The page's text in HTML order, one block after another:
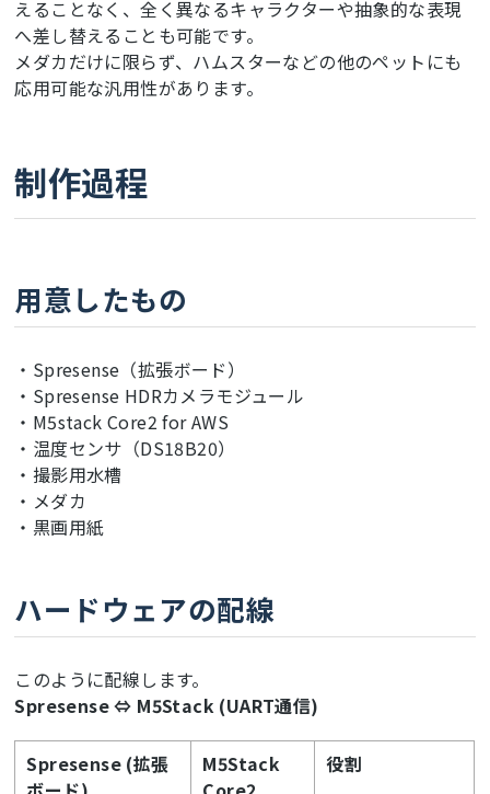
えることなく、全く異なるキャラクターや抽象的な表現
へ差し替えることも可能です。
メダカだけに限らず、ハムスターなどの他のペットにも
応用可能な汎用性があります。
制作過程
用意したもの
・Spresense（拡張ボード）
・Spresense HDRカメラモジュール
・M5stack Core2 for AWS
・温度センサ（DS18B20）
・撮影用水槽
・メダカ
・黒画用紙
ハードウェアの配線
このように配線します。
Spresense ⇔ M5Stack (UART通信)
Spresense (拡張
M5Stack
役割